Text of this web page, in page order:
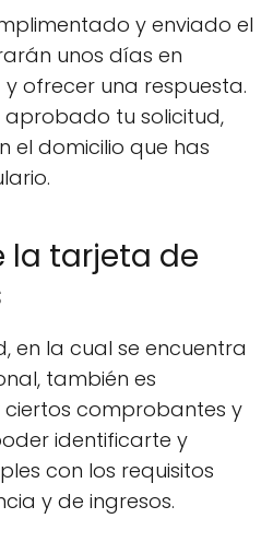
y enviado el
unos días en
ofrecer una respuesta.
aprobado tu solicitud,
el domicilio que has
la tarjeta de
en la cual se encuentra
también es
comprobantes y
identificarte y
con los requisitos
y de ingresos.